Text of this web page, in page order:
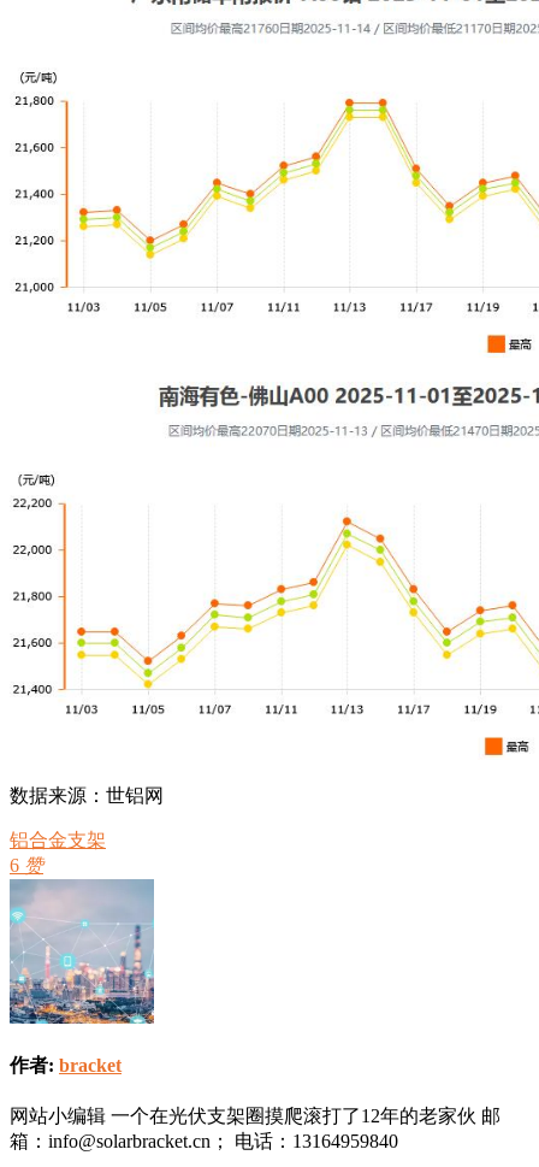
数据来源：世铝网
铝合金支架
6 赞
作者: bracket
网站小编辑 一个在光伏支架圈摸爬滚打了12年的老家伙 邮
箱：info@solarbracket.cn； 电话：13164959840